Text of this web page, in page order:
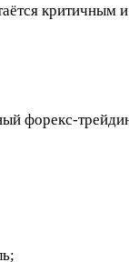
критичным и
форекс-